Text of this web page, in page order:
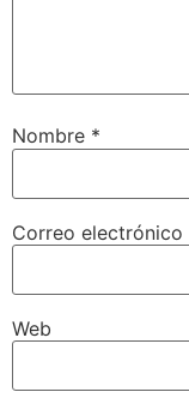
Nombre *
Correo electrónico
Web